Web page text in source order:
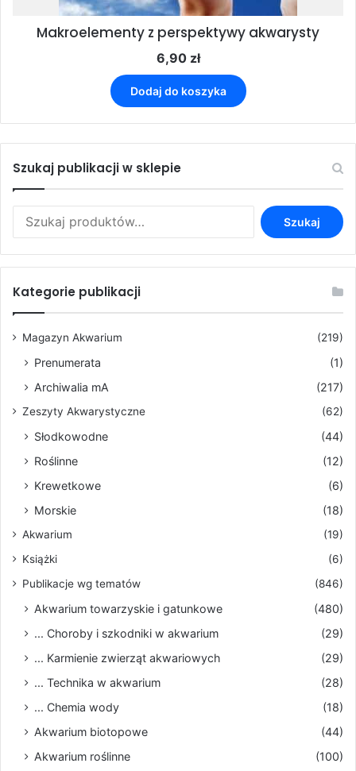
Makroelementy z perspektywy akwarysty
6,90 zł
Dodaj do koszyka
Szukaj publikacji w sklepie
Szukaj
Kategorie publikacji
Magazyn Akwarium (219)
Prenumerata
(1)
Archiwalia mA
(217)
Zeszyty Akwarystyczne (62)
Słodkowodne
(44)
Roślinne
(12)
Krewetkowe
(6)
Morskie
(18)
Akwarium
(19)
Książki
(6)
Publikacje wg tematów
(846)
Akwarium towarzyskie i gatunkowe
(480)
... Choroby i szkodniki w akwarium
(29)
... Karmienie zwierząt akwariowych
(29)
... Technika w akwarium
(28)
... Chemia wody
(18)
Akwarium biotopowe
(44)
Akwarium roślinne
(100)